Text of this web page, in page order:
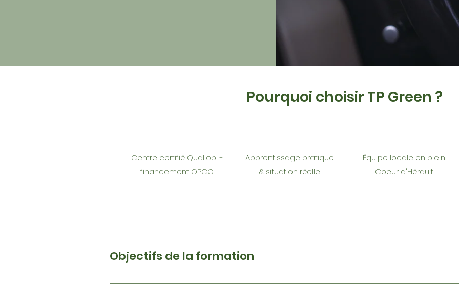
Pourquoi choisir TP Green ?
Centre certifié Qualiopi -
financement OPCO
Apprentissage pratique
& situation réelle
Équipe locale en plein
Coeur d'Hérault
Objectifs de la formation
Etre capable de maitriser la conduite d’un véhicule de la catégorie B ou BE C ou CE